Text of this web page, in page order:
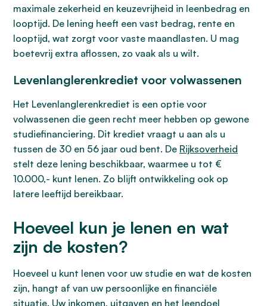
maximale zekerheid en keuzevrijheid in leenbedrag en
looptijd. De lening heeft een vast bedrag, rente en
looptijd, wat zorgt voor vaste maandlasten. U mag
boetevrij extra aflossen, zo vaak als u wilt.
Levenlanglerenkrediet voor volwassenen
Het Levenlanglerenkrediet is een optie voor
volwassenen die geen recht meer hebben op gewone
studiefinanciering. Dit krediet vraagt u aan als u
tussen de 30 en 56 jaar oud bent. De Rijksoverheid
stelt deze lening beschikbaar, waarmee u tot €
10.000,- kunt lenen. Zo blijft ontwikkeling ook op
latere leeftijd bereikbaar.
Hoeveel kun je lenen en wat
zijn de kosten?
Hoeveel u kunt lenen voor uw studie en wat de kosten
zijn, hangt af van uw persoonlijke en financiële
situatie. Uw inkomen, uitgaven en het leendoel